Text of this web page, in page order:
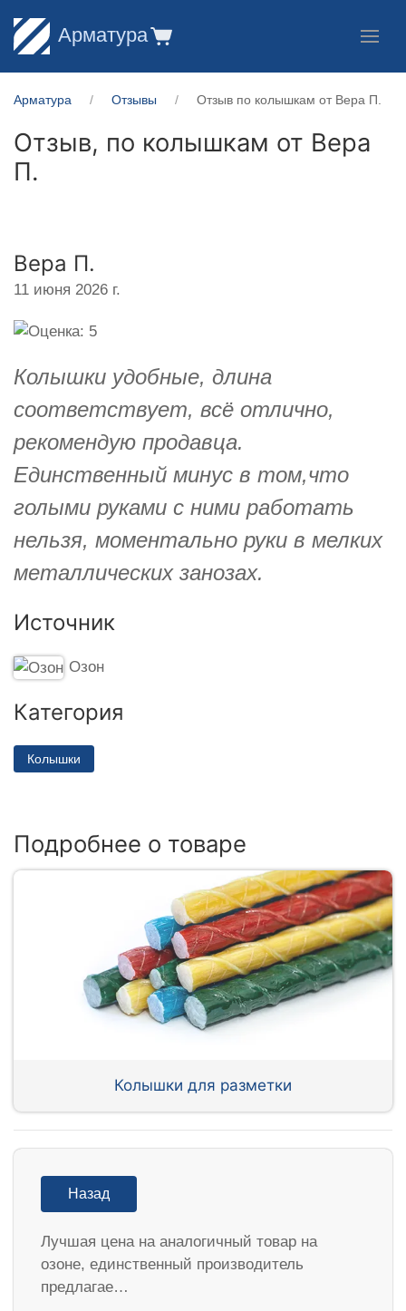
Арматура
Арматура Отзывы Отзыв по колышкам от Вера П.
Отзыв, по колышкам от Вера
П.
Вера П.
11 июня 2026 г.
Колышки удобные, длина
соответствует, всё отлично,
рекомендую продавца.
Единственный минус в том,что
голыми руками с ними работать
нельзя, моментально руки в мелких
металлических занозах.
Источник
Озон
Категория
Колышки
Подробнее о товаре
Колышки для разметки
Назад
Лучшая цена на аналогичный товар на
озоне, единственный производитель
предлагае…